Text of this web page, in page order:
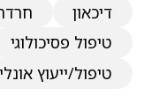
דיכאון
טיפול פסיכולוגי
טיפול/ייעוץ